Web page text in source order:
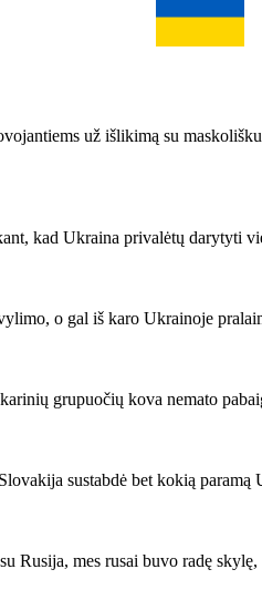
už išlikimą su
kad Ukraina privalėtų darytyti
o gal iš karo Ukrainoje
grupuočių kova nemato
sustabdė bet kokią
Rusija, mes rusai buvo radę